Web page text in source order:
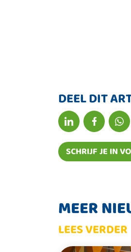
DEEL DIT
SCHRIJF JE IN
MEER
LEES VERDER